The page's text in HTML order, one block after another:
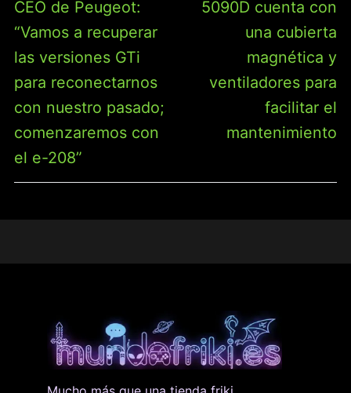
CEO de Peugeot:
“Vamos a recuperar
las versiones GTi
para reconectarnos
con nuestro pasado;
comenzaremos con
el e-208”
5090D cuenta con
una cubierta
magnética y
ventiladores para
facilitar el
mantenimiento